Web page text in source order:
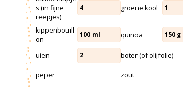
s (in fijne
reepjes)
4 groene kool 1
kippenbouill
on
100 ml quinoa 150 g
uien 2 boter (of olijfolie)
peper zout